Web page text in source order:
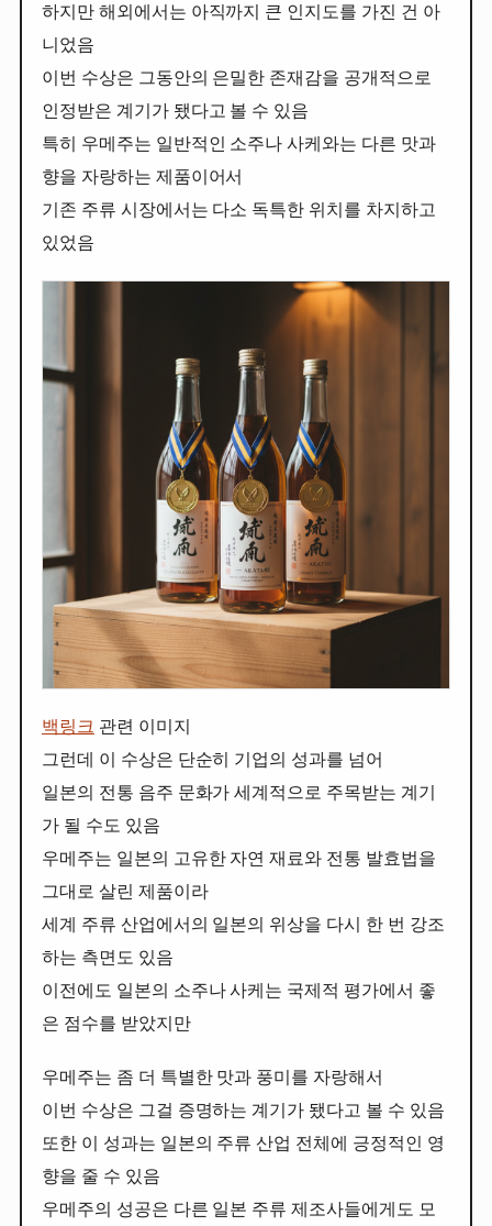
하지만 해외에서는 아직까지 큰 인지도를 가진 건 아
니었음
이번 수상은 그동안의 은밀한 존재감을 공개적으로
인정받은 계기가 됐다고 볼 수 있음
특히 우메주는 일반적인 소주나 사케와는 다른 맛과
향을 자랑하는 제품이어서
기존 주류 시장에서는 다소 독특한 위치를 차지하고
있었음
백링크 관련 이미지
그런데 이 수상은 단순히 기업의 성과를 넘어
일본의 전통 음주 문화가 세계적으로 주목받는 계기
가 될 수도 있음
우메주는 일본의 고유한 자연 재료와 전통 발효법을
그대로 살린 제품이라
세계 주류 산업에서의 일본의 위상을 다시 한 번 강조
하는 측면도 있음
이전에도 일본의 소주나 사케는 국제적 평가에서 좋
은 점수를 받았지만
우메주는 좀 더 특별한 맛과 풍미를 자랑해서
이번 수상은 그걸 증명하는 계기가 됐다고 볼 수 있음
또한 이 성과는 일본의 주류 산업 전체에 긍정적인 영
향을 줄 수 있음
우메주의 성공은 다른 일본 주류 제조사들에게도 모